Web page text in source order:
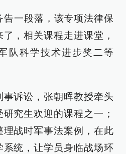
告一段落，该专项法律保
，相关课程走进课堂，
队科学技术进步奖二等
诉讼，张朝晖教授牵头
究生欢迎的课程之一；
理战时军事法案例，在此
统，让学员身临战场环